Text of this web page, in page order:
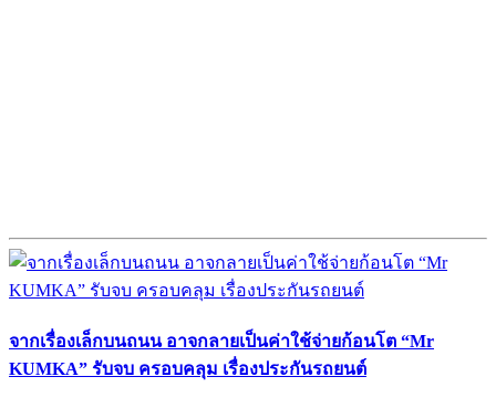
จากเรื่องเล็กบนถนน อาจกลายเป็นค่าใช้จ่ายก้อนโต “Mr
KUMKA” รับจบ ครอบคลุม เรื่องประกันรถยนต์